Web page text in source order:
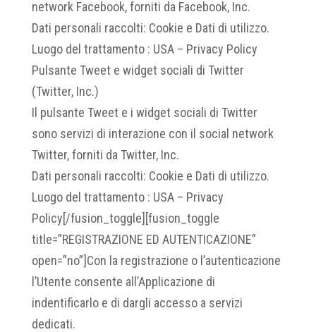
network Facebook, forniti da Facebook, Inc.
Dati personali raccolti: Cookie e Dati di utilizzo.
Luogo del trattamento : USA – Privacy Policy
Pulsante Tweet e widget sociali di Twitter
(Twitter, Inc.)
Il pulsante Tweet e i widget sociali di Twitter
sono servizi di interazione con il social network
Twitter, forniti da Twitter, Inc.
Dati personali raccolti: Cookie e Dati di utilizzo.
Luogo del trattamento : USA – Privacy
Policy[/fusion_toggle][fusion_toggle
title=”REGISTRAZIONE ED AUTENTICAZIONE”
open=”no”]Con la registrazione o l’autenticazione
l’Utente consente all’Applicazione di
indentificarlo e di dargli accesso a servizi
dedicati.